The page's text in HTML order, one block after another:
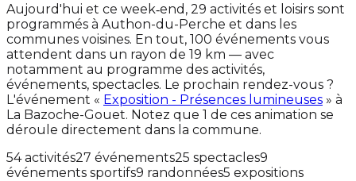
Aujourd'hui et ce week‑end, 29 activités et loisirs sont
programmés à Authon-du-Perche et dans les
communes voisines. En tout, 100 événements vous
attendent dans un rayon de 19 km — avec
notamment au programme des activités,
événements, spectacles. Le prochain rendez-vous ?
L'événement « Exposition - Présences lumineuses » à
La Bazoche-Gouet. Notez que 1 de ces animation se
déroule directement dans la commune.
54 activités27 événements25 spectacles9
événements sportifs9 randonnées5 expositions